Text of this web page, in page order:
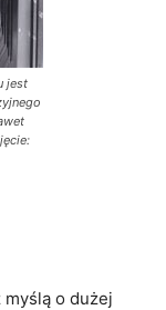
jest
o dużej